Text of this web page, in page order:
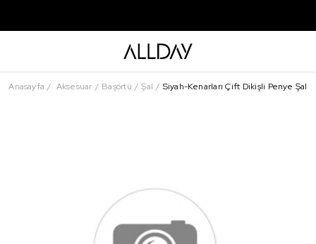
Anasayfa Aksesuar Başörtü Şal Siyah-Kenarları Çift Dikişli Penye Şal